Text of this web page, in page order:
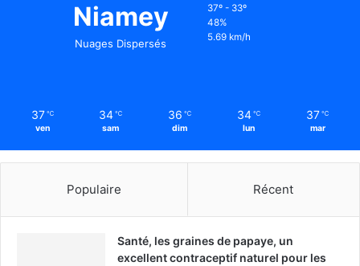
Niamey
Nuages Dispersés
37º - 33º
48%
5.69 km/h
37 ℃
ven
34 ℃
sam
36 ℃
dim
34 ℃
lun
37 ℃
mar
Populaire Récent
Santé, les graines de papaye, un
excellent contraceptif naturel pour les